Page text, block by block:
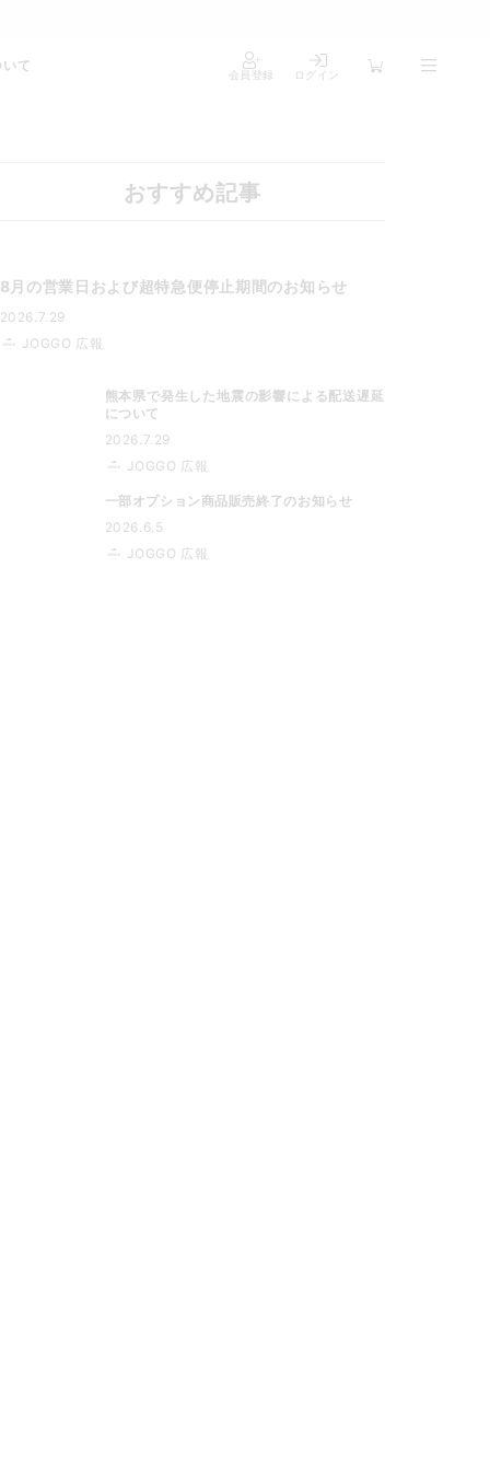
て
会員登録 ログイン
おすすめ記事
8月の営業日および超特急便停止期間のお知らせ
2026.7.29
JOGGO 広報
熊本県で発生した地震の影響による配送遅延
について
2026.7.29
JOGGO 広報
一部オプション商品販売終了のお知らせ
2026.6.5
JOGGO 広報